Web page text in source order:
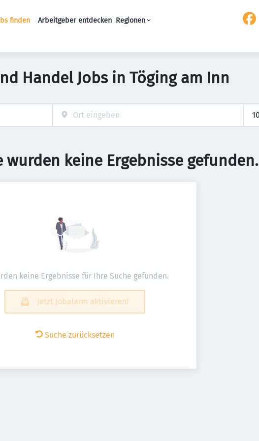
finden Arbeitgeber entdecken Regionen
Handel Jobs in Töging am Inn
wurden keine Ergebnisse gefunden.
keine Ergebnisse für Ihre Suche gefunden.
Jetzt Jobalarm aktivieren!
Suche zurücksetzen